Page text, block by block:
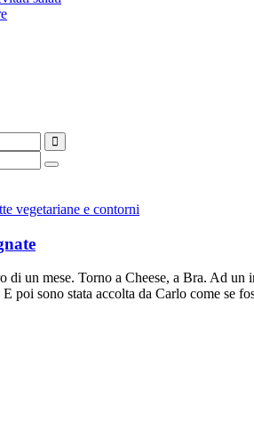
vegetariane e contorni
di un mese. Torno a Cheese, a Bra. Ad
poi sono stata accolta da Carlo come se